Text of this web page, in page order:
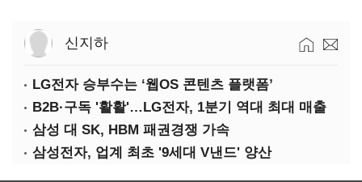
신지하
LG전자 승부수는 ‘웹OS 콘텐츠 플랫폼’
B2B·구독 '활활'…LG전자, 1분기 역대 최대 매출
삼성 대 SK, HBM 패권경쟁 가속
삼성전자, 업계 최초 '9세대 V낸드' 양산